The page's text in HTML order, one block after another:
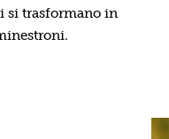
si trasformano in